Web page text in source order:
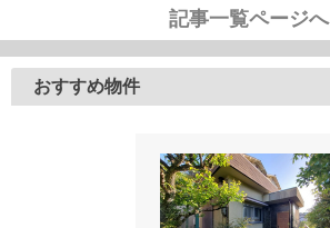
記事一覧ページへ
おすすめ物件